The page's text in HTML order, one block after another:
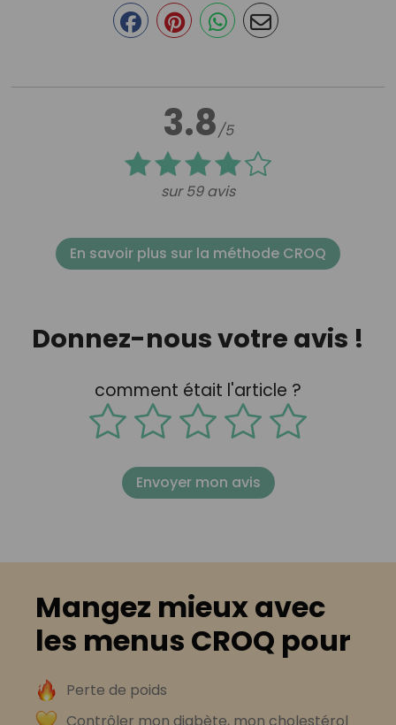
3.8/5
sur 59 avis
En savoir plus sur la méthode CROQ
Donnez-nous votre avis !
comment était l'article ?
Envoyer mon avis
Mangez mieux avec
les menus CROQ pour
Perte de poids